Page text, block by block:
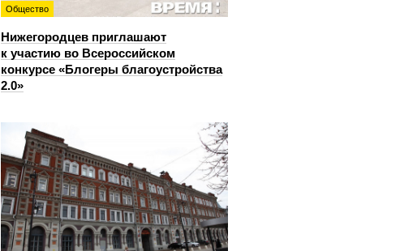
Общество
Нижегородцев приглашают
к участию во Всероссийском
конкурсе «Блогеры благоустройства
2.0»